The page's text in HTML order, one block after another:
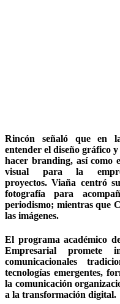
Rincón señaló que en
entender el diseño gráfico
hacer branding, así como
visual para la
proyectos.Viaña centró
fotografía para
periodismo; mientras que
las imágenes.
El programa académico
Empresarial promete
comunicacionales
tecnologías emergentes,
la comunicación
a la transformación digital.